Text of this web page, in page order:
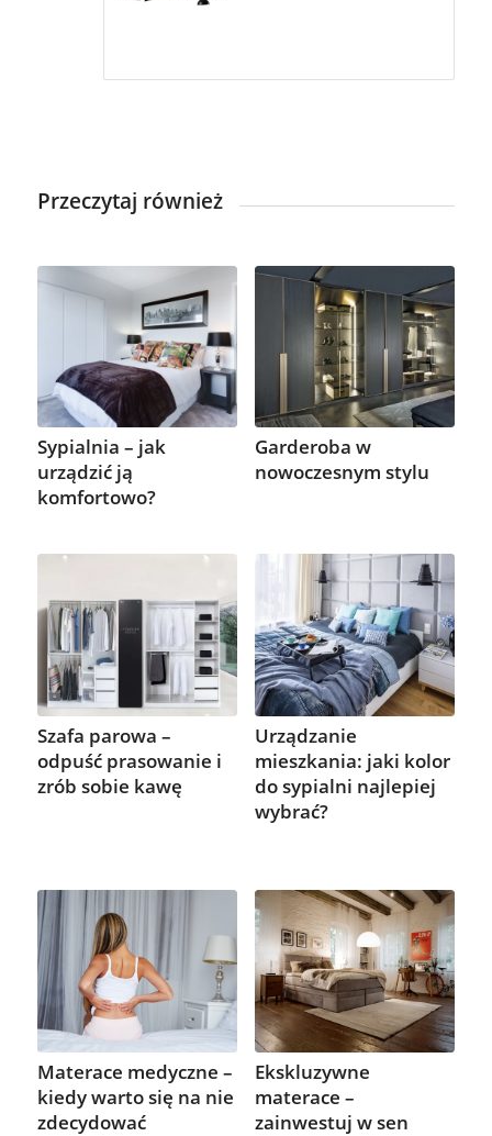
Przeczytaj również
Sypialnia – jak
urządzić ją
komfortowo?
Garderoba w
nowoczesnym stylu
Szafa parowa –
odpuść prasowanie i
zrób sobie kawę
Urządzanie
mieszkania: jaki kolor
do sypialni najlepiej
wybrać?
Materace medyczne –
kiedy warto się na nie
zdecydować
Ekskluzywne
materace –
zainwestuj w sen